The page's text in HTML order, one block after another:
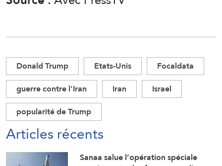
Donald Trump Etats-Unis
Focaldata
guerre contre l'Iran
Iran
Israel
popularité de Trump
Articles récents
Sanaa salue l’opération spéciale